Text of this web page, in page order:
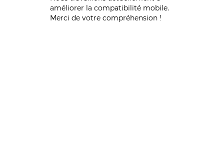
améliorer la compatibilité mobile.
Merci de votre compréhension !